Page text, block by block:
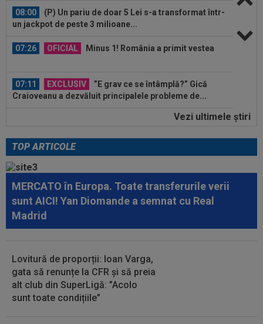
07:26 OFICIAL Minus 1! România a primit vestea
07:11 EXCLUSIV
”E grav ce se întâmplă?” Gică
07:10
Nana Falemi i-a spus lui Gigi Becali ce decizie
să ia cu Marius Baciu: "Nu are...
Coșmar pentru Alexi Pitu, după UTA Arad -
08:15
Rodri nu stă la discuții! Decizia luată, după ce
Manchester City a refuzat...
Trei jucători au primit aceeași notă,
după UTA - Rapid
08:03 EXCLUSIV
Rapid s-a convins de Filip
(P) Un pariu de doar 5 Lei s-a transformat într-
un jackpot de peste 3 milioane...
Vezi ultimele ştiri
TOP ARTICOLE
MERCATO în Europa. Toate transferurile verii
sunt AICI! Yan Diomande a semnat cu Real
Madrid
Lovitură de proporții: Ioan Varga,
gata să renunțe la CFR și să preia
alt club din SuperLigă: ”Acolo
sunt toate condițiile”